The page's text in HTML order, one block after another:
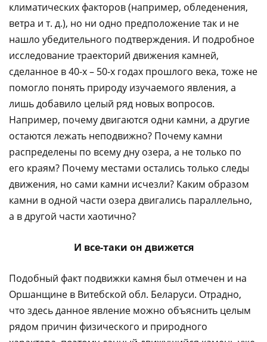
климатических факторов (например, обледенения,
ветра и т. д.), но ни одно предположение так и не
нашло убедительного подтверждения. И подробное
исследование траекторий движения камней,
сделанное в 40-х – 50-х годах прошлого века, тоже не
помогло понять природу изучаемого явления, а
лишь добавило целый ряд новых вопросов.
Например, почему двигаются одни камни, а другие
остаются лежать неподвижно? Почему камни
распределены по всему дну озера, а не только по
его краям? Почему местами остались только следы
движения, но сами камни исчезли? Каким образом
камни в одной части озера двигались параллельно,
а в другой части хаотично?
И все-таки он движется
Подобный факт подвижки камня был отмечен и на
Оршанщине в Витебской обл. Беларуси. Отрадно,
что здесь данное явление можно объяснить целым
рядом причин физического и природного